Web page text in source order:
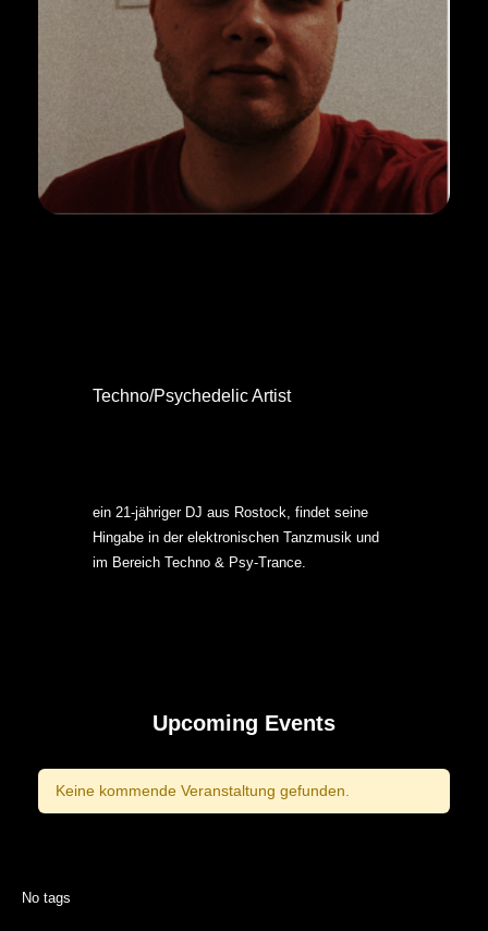
Techno/Psychedelic Artist
ein 21-jähriger DJ aus Rostock, findet seine
Hingabe in der elektronischen Tanzmusik und
im Bereich Techno & Psy-Trance.
Upcoming Events
Keine kommende Veranstaltung gefunden.
No tags